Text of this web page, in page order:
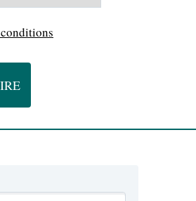
conditions